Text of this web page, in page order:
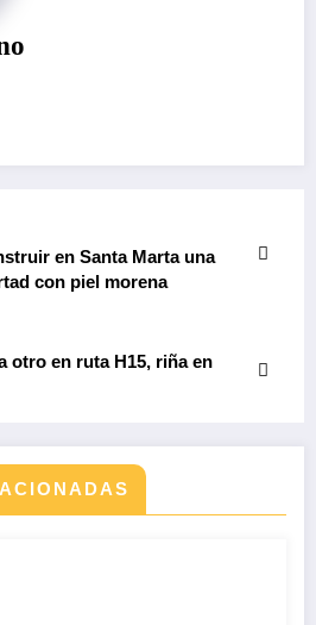
en Santa Marta una
con piel morena
otro en ruta H15, riña en